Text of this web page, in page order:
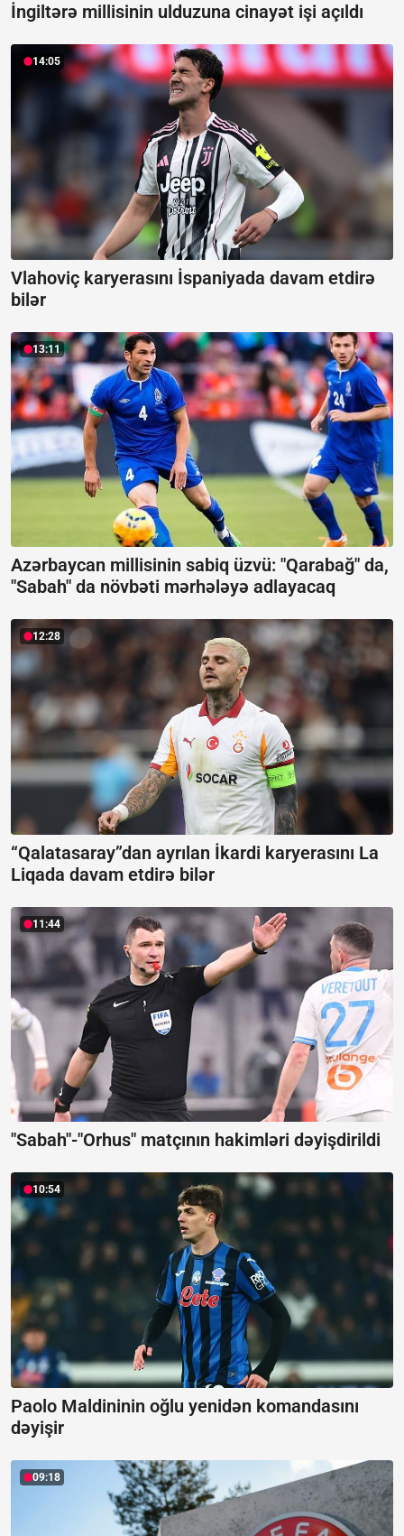
İngiltərə millisinin ulduzuna cinayət işi açıldı
14:05
Vlahoviç karyerasını İspaniyada davam etdirə
bilər
13:11
Azərbaycan millisinin sabiq üzvü: "Qarabağ" da,
"Sabah" da növbəti mərhələyə adlayacaq
12:28
“Qalatasaray”dan ayrılan İkardi karyerasını La
Liqada davam etdirə bilər
11:44
"Sabah"-"Orhus" matçının hakimləri dəyişdirildi
10:54
Paolo Maldininin oğlu yenidən komandasını
dəyişir
09:18